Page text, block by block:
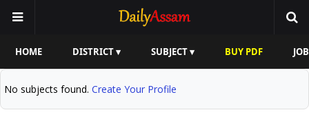
HOME DISTRICT ▾ SUBJECT ▾ BUY PDF
No subjects found. Create Your Profile